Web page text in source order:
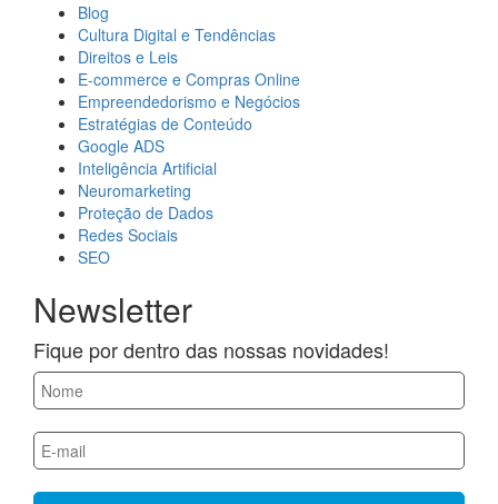
Blog
Cultura Digital e Tendências
Direitos e Leis
E-commerce e Compras Online
Empreendedorismo e Negócios
Estratégias de Conteúdo
Google ADS
Inteligência Artificial
Neuromarketing
Proteção de Dados
Redes Sociais
SEO
Newsletter
Fique por dentro das nossas novidades!